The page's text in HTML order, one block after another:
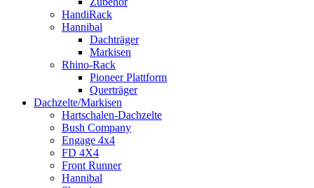
HandiRack
Hannibal
Dachträger
Markisen
Rhino-Rack
Pioneer Plattform
Querträger
Dachzelte/Markisen
Hartschalen-Dachzelte
Bush Company
Engage 4x4
FD 4X4
Front Runner
Hannibal